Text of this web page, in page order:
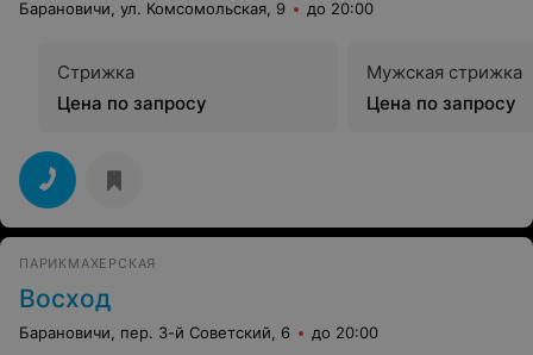
Барановичи, ул. Комсомольская, 9 до 20:00
Стрижка
Цена по запросу
Мужская стрижка
Цена по запросу
ПАРИКМАХЕРСКАЯ
Восход
Барановичи, пер. 3-й Советский, 6 до 20:00